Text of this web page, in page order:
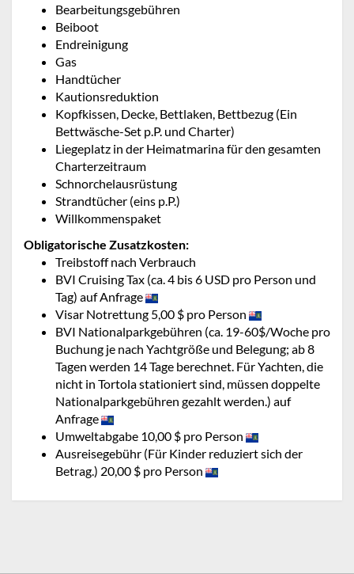
Bearbeitungsgebühren
Beiboot
Endreinigung
Gas
Handtücher
Kautionsreduktion
Kopfkissen, Decke, Bettlaken, Bettbezug (Ein
Bettwäsche-Set p.P. und Charter)
Liegeplatz in der Heimatmarina für den gesamten
Charterzeitraum
Schnorchelausrüstung
Strandtücher (eins p.P.)
Willkommenspaket
Obligatorische Zusatzkosten:
Treibstoff nach Verbrauch
BVI Cruising Tax (ca. 4 bis 6 USD pro Person und
Tag) auf Anfrage
Visar Notrettung 5,00 $ pro Person
BVI Nationalparkgebühren (ca. 19-60$/Woche pro
Buchung je nach Yachtgröße und Belegung; ab 8
Tagen werden 14 Tage berechnet. Für Yachten, die
nicht in Tortola stationiert sind, müssen doppelte
Nationalparkgebühren gezahlt werden.) auf
Anfrage
Umweltabgabe 10,00 $ pro Person
Ausreisegebühr (Für Kinder reduziert sich der
Betrag.) 20,00 $ pro Person